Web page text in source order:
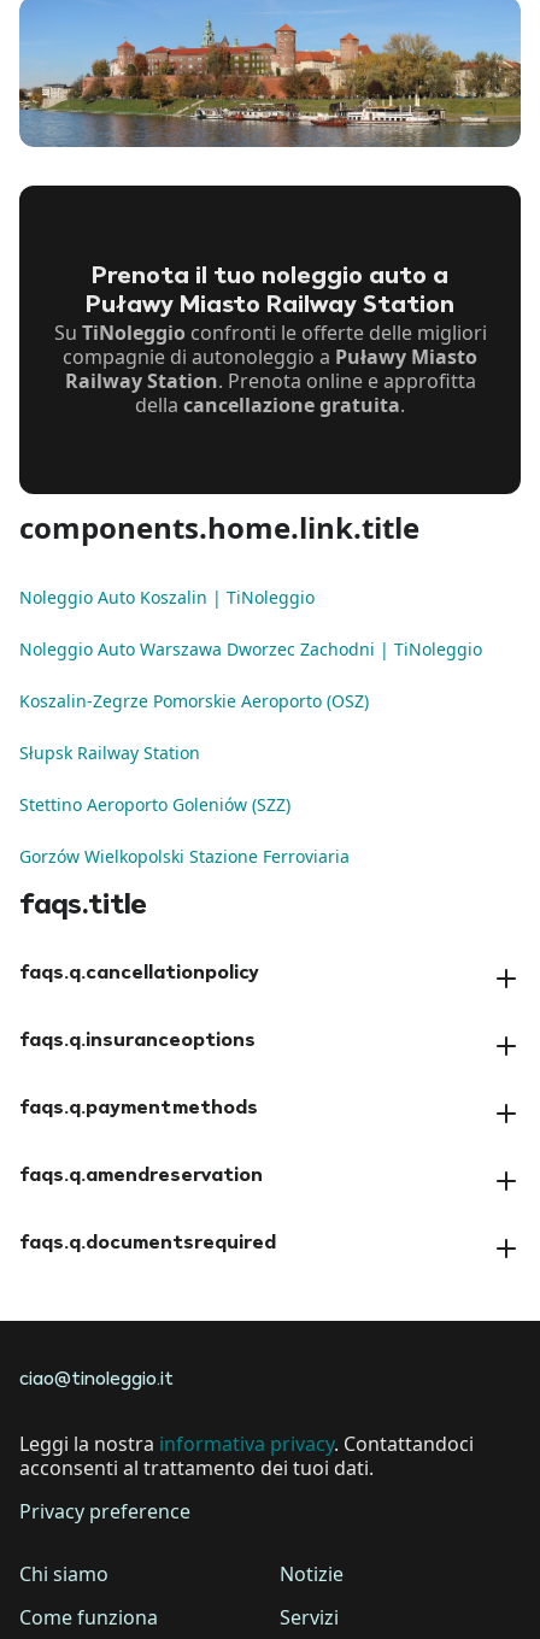
Prenota il tuo noleggio auto a
Puławy Miasto Railway Station
Su TiNoleggioconfronti le offerte delle migliori
compagnie di autonoleggio a Puławy Miasto
Railway Station. Prenota online e approfitta
della cancellazione gratuita.
components.home.link.title
Noleggio Auto Koszalin | TiNoleggio
Noleggio Auto Warszawa Dworzec Zachodni | TiNoleggio
Koszalin-Zegrze Pomorskie Aeroporto (OSZ)
Słupsk Railway Station
Stettino Aeroporto Goleniów (SZZ)
Gorzów Wielkopolski Stazione Ferroviaria
faqs.title
faqs.q.cancellationpolicy
faqs.q.insuranceoptions
faqs.q.paymentmethods
faqs.q.amendreservation
faqs.q.documentsrequired
ciao@tinoleggio.it
Leggi la nostra informativa privacy. Contattandoci
acconsenti al trattamento dei tuoi dati.
Privacy preference
Chi siamo
Come funziona
Notizie
Servizi